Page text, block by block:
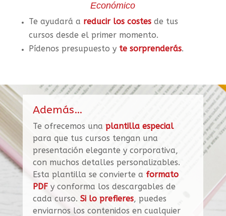
Económico
Te ayudará a reducir los costesde tus
cursos desde el primer momento.
Pídenos presupuesto y te sorprenderás.
Además…
Te ofrecemos una plantilla especial
para que tus cursos tengan una
presentación elegante y corporativa,
con muchos detalles personalizables.
Esta plantilla se convierte a formato
PDFy conforma los descargables de
cada curso. Si lo prefieres, puedes
enviarnos los contenidos en cualquier